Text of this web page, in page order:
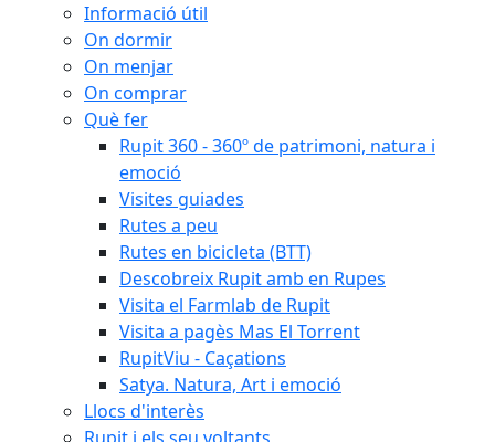
Informació útil
On dormir
On menjar
On comprar
Què fer
Rupit 360 - 360º de patrimoni, natura i
emoció
Visites guiades
Rutes a peu
Rutes en bicicleta (BTT)
Descobreix Rupit amb en Rupes
Visita el Farmlab de Rupit
Visita a pagès Mas El Torrent
RupitViu - Caçations
Satya. Natura, Art i emoció
Llocs d'interès